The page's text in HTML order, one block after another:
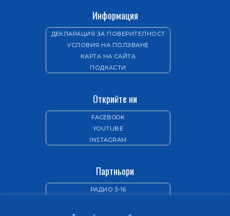
Информация
ДЕКЛАРАЦИЯ ЗА ПОВЕРИТЕЛНОСТ
УСЛОВИЯ НА ПОЛЗВАНЕ
КАРТА НА САЙТА
ПОДКАСТИ
Открийте ни
FACEBOOK
YOUTUBE
INSTAGRAM
Партньори
РАДИО 3-16